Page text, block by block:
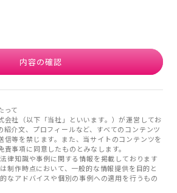
内容の確認
って
会社（以下「当社」といいます。）が運営してお
紹介文、プロフィールなど、すべてのコンテンツ
信等を禁じます。また、当サイトのコンテンツを
事項に同意したものとみなします。
律知識や事例に関する情報を掲載しております
制作時点において、一般的な情報提供を目的と
なアドバイスや個別の事例への適用を行うもの